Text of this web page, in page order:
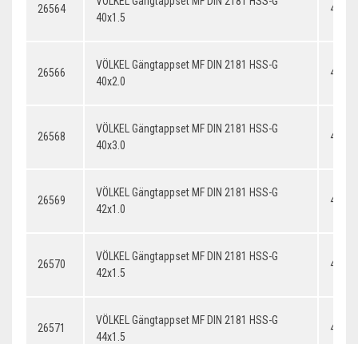
26564
40x1.5
26566
VÖLKEL Gängtappset MF DIN 2181 HSS-G
40x2.0
26568
VÖLKEL Gängtappset MF DIN 2181 HSS-G
40x3.0
26569
VÖLKEL Gängtappset MF DIN 2181 HSS-G
42x1.0
26570
VÖLKEL Gängtappset MF DIN 2181 HSS-G
42x1.5
26571
VÖLKEL Gängtappset MF DIN 2181 HSS-G
44x1.5